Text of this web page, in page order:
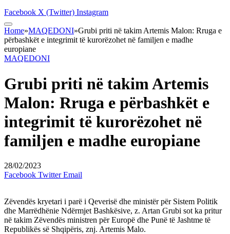
Facebook X (Twitter) Instagram
Home»MAQEDONI»Grubi priti në takim Artemis Malon: Rruga e
përbashkët e integrimit të kurorëzohet në familjen e madhe
europiane
MAQEDONI
Grubi priti në takim Artemis
Malon: Rruga e përbashkët e
integrimit të kurorëzohet në
familjen e madhe europiane
28/02/2023
Facebook Twitter Email
Zëvendës kryetari i parë i Qeverisë dhe ministër për Sistem Politik
dhe Marrëdhënie Ndërmjet Bashkësive, z. Artan Grubi sot ka pritur
në takim Zëvendës ministren për Europë dhe Punë të Jashtme të
Republikës së Shqipëris, znj. Artemis Malo.